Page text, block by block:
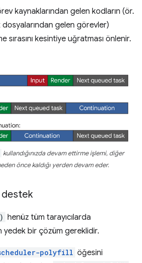
kaynaklarından gelen kodların (ör.
gelen görevler)
sırasını kesintiye uğratması önlenir.
kullandığınızda devam ettirme işlemi, diğer
önce kaldığı yerden devam eder.
destek
henüz tüm tarayıcılarda
yedek bir çözüm gereklidir.
polyfill öğesini